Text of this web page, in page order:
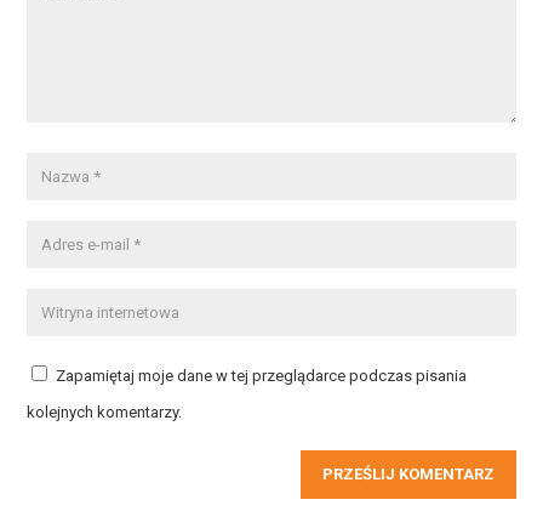
Zapamiętaj moje dane w tej przeglądarce podczas pisania
kolejnych komentarzy.
PRZEŚLIJ KOMENTARZ